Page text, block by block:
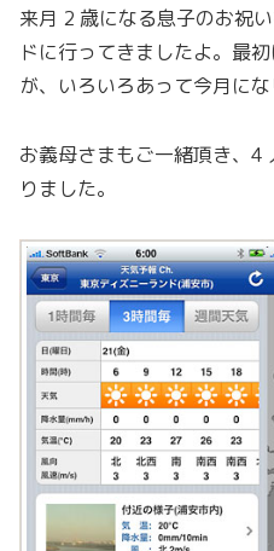
来月 2 歳になる息子のお祝
ドに行ってきましたよ。最
が、いろいろあって今月にな
お義母さまもご一緒頂き、4
りました。